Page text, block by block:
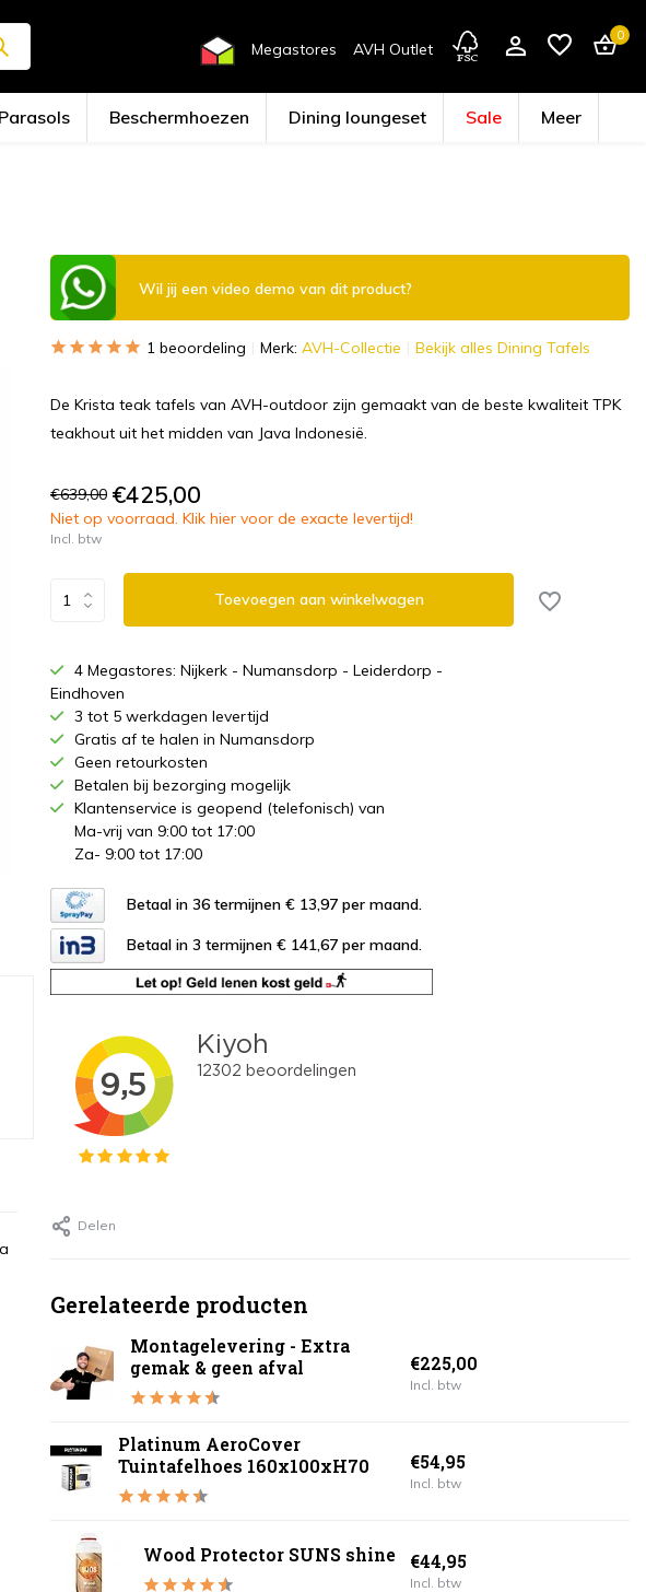
Megastores AVH Outlet
0
Parasols Beschermhoezen Dining loungeset Sale Meer
Wil jij een video demo van dit product?
1 beoordeling Merk: AVH-Collectie Bekijk alles Dining Tafels
De Krista teak tafels van AVH-outdoor zijn gemaakt van de beste kwaliteit TPK
teakhout uit het midden van Java Indonesië.
€639,00 €425,00
Niet op voorraad. Klik hier voor de exacte levertijd!
Incl. btw
Toevoegen aan winkelwagen
4 Megastores: Nijkerk - Numansdorp - Leiderdorp -
Eindhoven
3 tot 5 werkdagen levertijd
Gratis af te halen in Numansdorp
Geen retourkosten
Betalen bij bezorging mogelijk
Klantenservice is geopend (telefonisch) van
Ma-vrij van 9:00 tot 17:00
Za- 9:00 tot 17:00
Betaal in 36 termijnen € 13,97 per maand.
Betaal in 3 termijnen € 141,67 per maand.
Delen
Gerelateerde producten
Montagelevering - Extra
gemak & geen afval
€225,00
Incl. btw
Platinum AeroCover
Tuintafelhoes 160x100xH70
€54,95
Incl. btw
Wood Protector SUNS shine €44,95
Incl. btw